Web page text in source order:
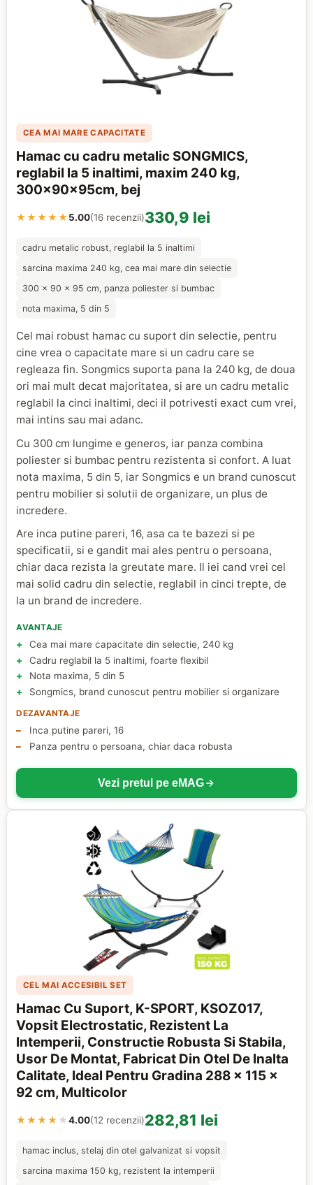
CEA MAI MARE CAPACITATE
Hamac cu cadru metalic SONGMICS,
reglabil la 5 inaltimi, maxim 240 kg,
300x90x95cm, bej
★★★★★5.00(16 recenzii)330,9 lei
cadru metalic robust, reglabil la 5 inaltimi
sarcina maxima 240 kg, cea mai mare din selectie
300 x 90 x 95 cm, panza poliester si bumbac
nota maxima, 5 din 5
Cel mai robust hamac cu suport din selectie, pentru
cine vrea o capacitate mare si un cadru care se
regleaza fin. Songmics suporta pana la 240 kg, de doua
ori mai mult decat majoritatea, si are un cadru metalic
reglabil la cinci inaltimi, deci il potrivesti exact cum vrei,
mai intins sau mai adanc.
Cu 300 cm lungime e generos, iar panza combina
poliester si bumbac pentru rezistenta si confort. A luat
nota maxima, 5 din 5, iar Songmics e un brand cunoscut
pentru mobilier si solutii de organizare, un plus de
incredere.
Are inca putine pareri, 16, asa ca te bazezi si pe
specificatii, si e gandit mai ales pentru o persoana,
chiar daca rezista la greutate mare. Il iei cand vrei cel
mai solid cadru din selectie, reglabil in cinci trepte, de
la un brand de incredere.
AVANTAJE
Cea mai mare capacitate din selectie, 240 kg
Cadru reglabil la 5 inaltimi, foarte flexibil
Nota maxima, 5 din 5
Songmics, brand cunoscut pentru mobilier si organizare
DEZAVANTAJE
Inca putine pareri, 16
Panza pentru o persoana, chiar daca robusta
Vezi pretul pe eMAG
CEL MAI ACCESIBIL SET
Hamac Cu Suport, K-SPORT, KSOZ017,
Vopsit Electrostatic, Rezistent La
Intemperii, Constructie Robusta Si Stabila,
Usor De Montat, Fabricat Din Otel De Inalta
Calitate, Ideal Pentru Gradina 288 x 115 x
92 cm, Multicolor
★★★★ ★4.00(12 recenzii)282,81 lei
hamac inclus, stelaj din otel galvanizat si vopsit
sarcina maxima 150 kg, rezistent la intemperii